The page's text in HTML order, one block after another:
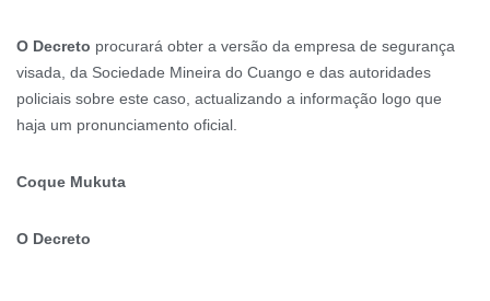
O Decreto procurará obter a versão da empresa de segurança
visada, da Sociedade Mineira do Cuango e das autoridades
policiais sobre este caso, actualizando a informação logo que
haja um pronunciamento oficial.
Coque Mukuta
O Decreto